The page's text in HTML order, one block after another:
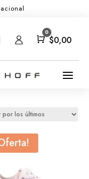
Carro
0
$0,00